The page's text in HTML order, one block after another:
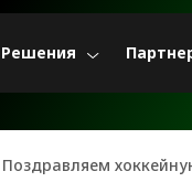
Решения
Поздравляем